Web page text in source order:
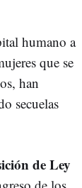
humano a
que se
han
secuelas
de Ley